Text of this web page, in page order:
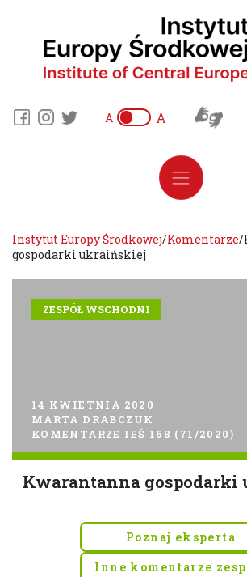
A A
Instytut Europy Środkowej/Komentarze/
gospodarki ukraińskiej
ZESPÓŁ WSCHODNI
14 KWIETNIA 2020
MARTA DRABCZUK
KOMENTARZE IEŚ 168 (71/2020)
Kwarantanna gospodarki
Poznaj eksperta
Inne komentarze